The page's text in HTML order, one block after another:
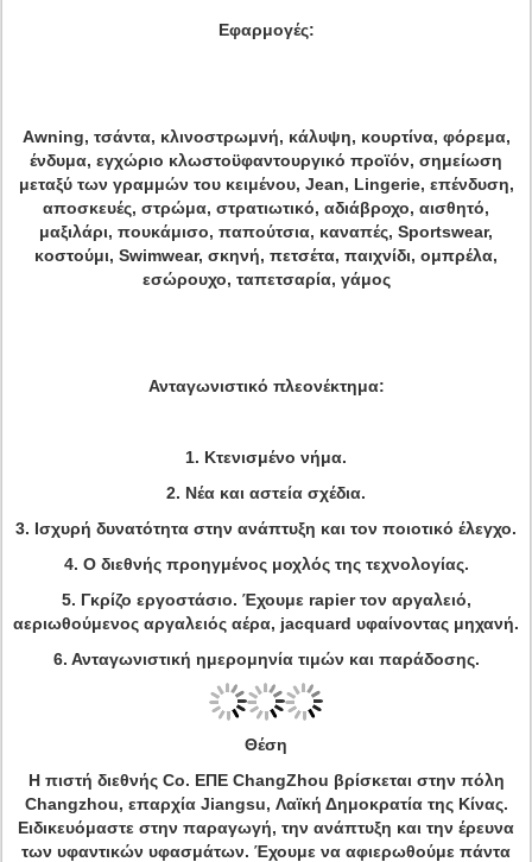
Εφαρμογές:
Awning, τσάντα, κλινοστρωμνή, κάλυψη, κουρτίνα, φόρεμα,
ένδυμα, εγχώριο κλωστοϋφαντουργικό προϊόν, σημείωση
μεταξύ των γραμμών του κειμένου, Jean, Lingerie, επένδυση,
αποσκευές, στρώμα, στρατιωτικό, αδιάβροχο, αισθητό,
μαξιλάρι, πουκάμισο, παπούτσια, καναπές, Sportswear,
κοστούμι, Swimwear, σκηνή, πετσέτα, παιχνίδι, ομπρέλα,
εσώρουχο, ταπετσαρία, γάμος
Ανταγωνιστικό πλεονέκτημα:
1. Κτενισμένο νήμα.
2. Νέα και αστεία σχέδια.
3. Ισχυρή δυνατότητα στην ανάπτυξη και τον ποιοτικό έλεγχο.
4. Ο διεθνής προηγμένος μοχλός της τεχνολογίας.
5. Γκρίζο εργοστάσιο. Έχουμε rapier τον αργαλειό,
αεριωθούμενος αργαλειός αέρα, jacquard υφαίνοντας μηχανή.
6. Ανταγωνιστική ημερομηνία τιμών και παράδοσης.
Θέση
Η πιστή διεθνής Co. ΕΠΕ ChangZhou βρίσκεται στην πόλη
Changzhou, επαρχία Jiangsu, Λαϊκή Δημοκρατία της Κίνας.
Ειδικευόμαστε στην παραγωγή, την ανάπτυξη και την έρευνα
των υφαντικών υφασμάτων. Έχουμε να αφιερωθούμε πάντα